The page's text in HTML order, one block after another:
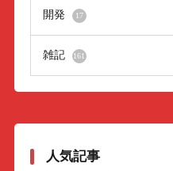
開発 17
雑記 161
人気記事